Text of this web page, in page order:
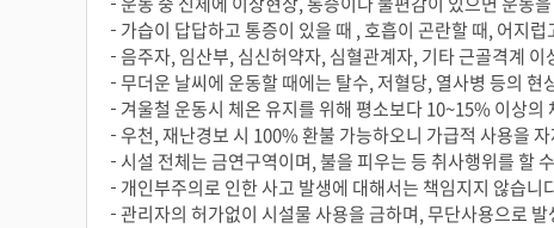
가습이 답답하고 통증이 있을 때 , 호흡이 곤란할 때, 어지
음주자, 임산부, 심신허약자, 심혈관계자, 기타 근골격계
무더운 날씨에 운동할 때에는 탈수, 저혈당, 열사병 등의
겨울철 운동시 체온 유지를 위해 평소보다 10~15% 이상
우천, 재난경보 시 100% 환불 가능하오니 가급적 사용을
시설 전체는 금연구역이며, 불을 피우는 등 취사행위를 할
개인부주의로 인한 사고 발생에 대해서는 책임지지 않습니
관리자의 허가없이 시설물 사용을 금하며, 무단사용으로